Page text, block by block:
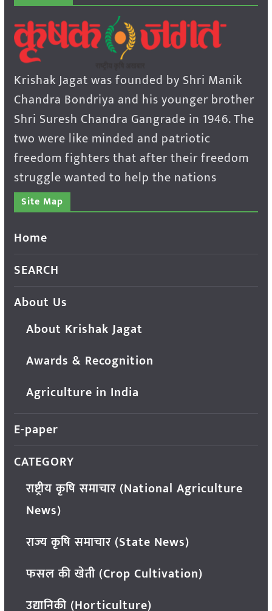
Krishak Jagat was founded by Shri Manik
Chandra Bondriya and his younger brother
Shri Suresh Chandra Gangrade in 1946. The
two were like minded and patriotic
freedom fighters that after their freedom
struggle wanted to help the nations
Site Map
Home
SEARCH
About Us
About Krishak Jagat
Awards & Recognition
Agriculture in India
E-paper
CATEGORY
राष्ट्रीय कृषि समाचार (National Agriculture
News)
राज्य कृषि समाचार (State News)
फसल की खेती (Crop Cultivation)
उद्यानिकी (Horticulture)